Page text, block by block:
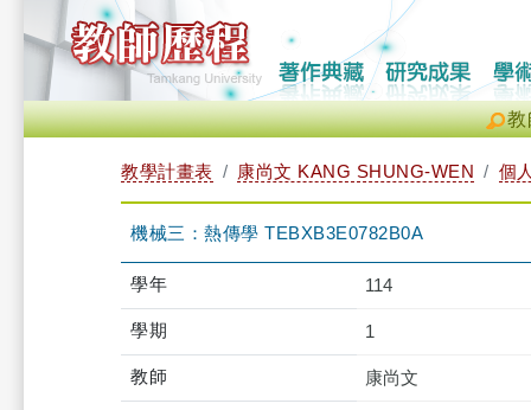
教
教學計畫表 康尚文 KANG SHUNG-WEN 個
機械三：熱傳學 TEBXB3E0782B0A
學年 114
學期 1
教師 康尚文